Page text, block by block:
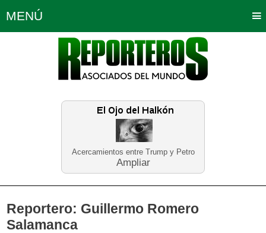
Acercamientos entre Trump y Petro
Ampliar
MENÚ
Política Opinión Bogotá
Planeta Tierra Deportes
Educación Neira
Reportero: Guillermo Romero
Salamanca